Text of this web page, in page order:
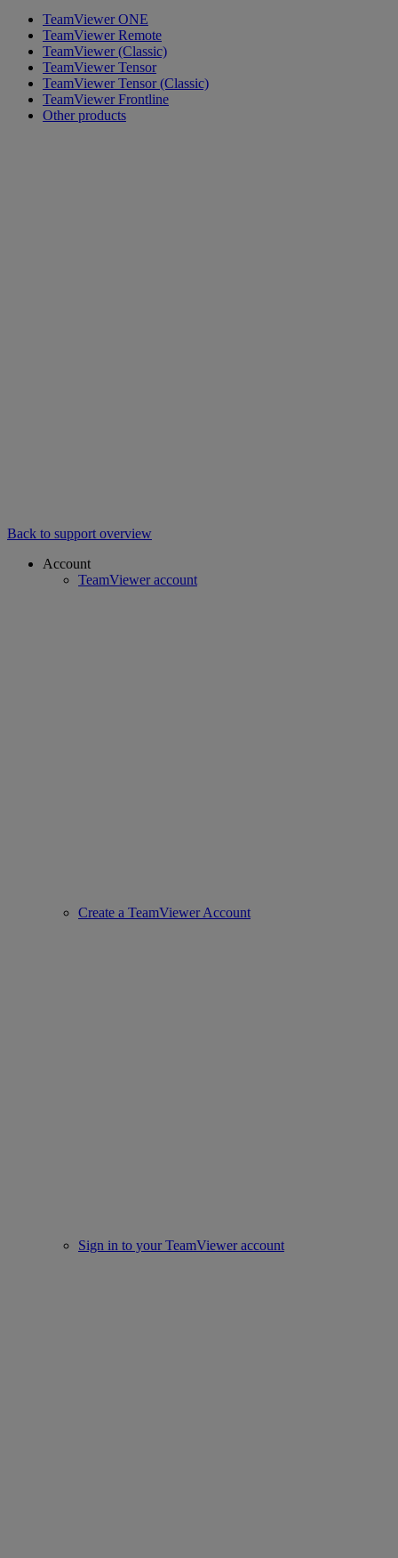
TeamViewer ONE
TeamViewer Remote
TeamViewer (Classic)
TeamViewer Tensor
TeamViewer Tensor (Classic)
TeamViewer Frontline
Other products
Back to support overview
Account
TeamViewer account
Create a TeamViewer Account
Sign in to your TeamViewer account